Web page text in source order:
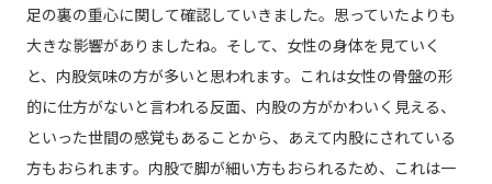
足の裏の重心に関して確認していきました。思っていたよりも
大きな影響がありましたね。そして、女性の身体を見ていく
と、内股気味の方が多いと思われます。これは女性の骨盤の形
的に仕方がないと言われる反面、内股の方がかわいく見える、
といった世間の感覚もあることから、あえて内股にされている
方もおられます。内股で脚が細い方もおられるため、これは一